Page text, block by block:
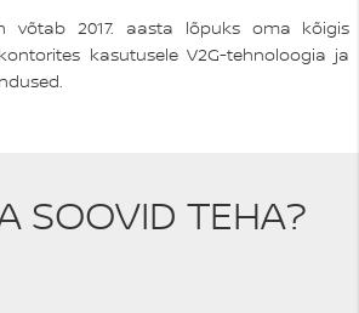
võtab 2017. aasta lõpuks oma kõigis
kasutusele V2G-tehnoloogia ja
SOOVID TEHA?